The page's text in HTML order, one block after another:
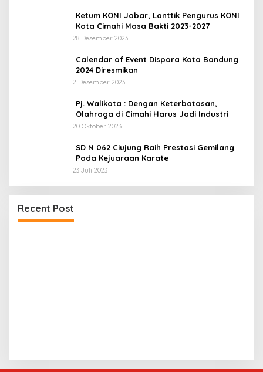
Ketum KONI Jabar, Lanttik Pengurus KONI
Kota Cimahi Masa Bakti 2023-2027
28 Desember 2023
Calendar of Event Dispora Kota Bandung
2024 Diresmikan
2 Desember 2023
Pj. Walikota : Dengan Keterbatasan,
Olahraga di Cimahi Harus Jadi Industri
20 Oktober 2023
SD N 062 Ciujung Raih Prestasi Gemilang
Pada Kejuaraan Karate
23 Juli 2023
Recent Post
Miliar